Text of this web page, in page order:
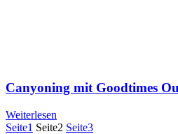
Canyoning mit Goodtimes
Weiterlesen
Seite1 Seite2 Seite3